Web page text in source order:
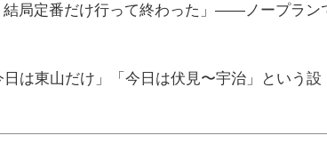
結局定番だけ行って終わった」——ノープラン
は東山だけ」「今日は伏見〜宇治」という設